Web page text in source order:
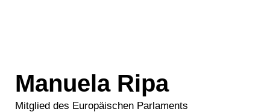
Manuela Ripa
Mitglied des Europäischen Parlaments